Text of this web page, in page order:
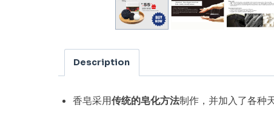
Description
香皂采用传统的皂化方法制作，并加入了各种